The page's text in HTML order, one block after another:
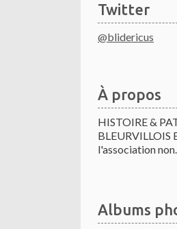
Twitter
@blidericus
À propos
HISTOIRE &
BLEURVILLOIS
l'association
Albums